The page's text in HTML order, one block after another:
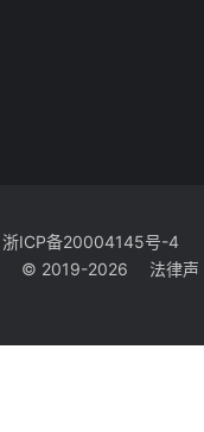
浙ICP备20004145号-4
© 2019-2026
法律声